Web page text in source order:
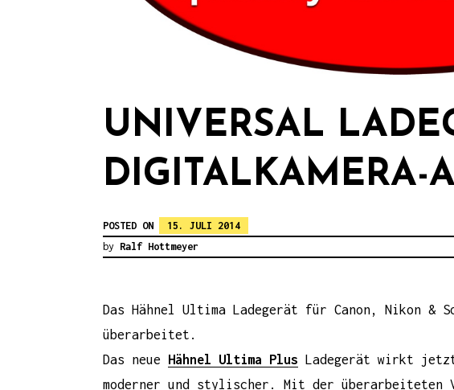
UNIVERSAL
DIGITALKAMERA-
POSTED ON
15. JULI 2014
by Ralf Hottmeyer
Das Hähnel Ultima Ladegerät für Canon, Nikon &
überarbeitet.
Das neue Hähnel Ultima Plus Ladegerät wirkt jetzt
moderner und stylischer. Mit der überarbeiteten